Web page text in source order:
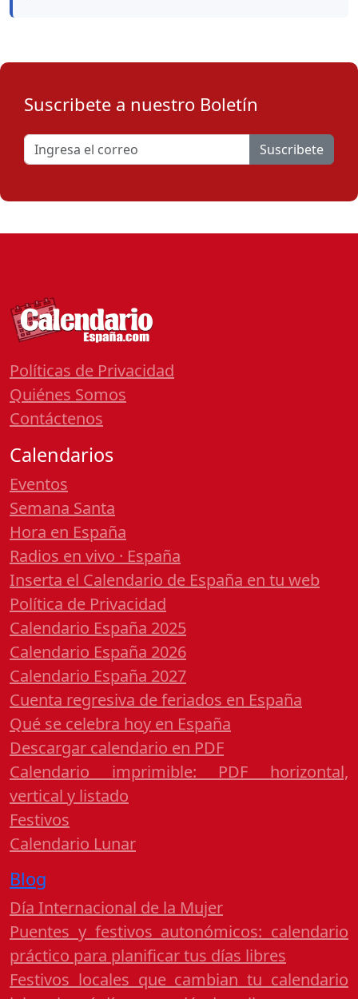
Suscribete a nuestro Boletín
Suscribete
Políticas de Privacidad
Quiénes Somos
Contáctenos
Calendarios
Eventos
Semana Santa
Hora en España
Radios en vivo · España
Inserta el Calendario de España en tu web
Política de Privacidad
Calendario España 2025
Calendario España 2026
Calendario España 2027
Cuenta regresiva de feriados en España
Qué se celebra hoy en España
Descargar calendario en PDF
Calendario imprimible: PDF horizontal,
vertical y listado
Festivos
Calendario Lunar
Blog
Día Internacional de la Mujer
Puentes y festivos autonómicos: calendario
práctico para planificar tus días libres
Festivos locales que cambian tu calendario